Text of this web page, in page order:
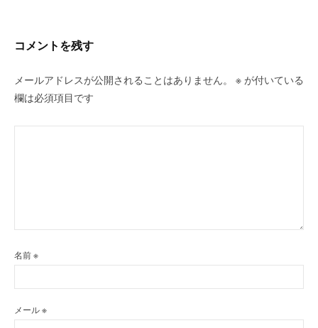
ン
コメントを残す
メールアドレスが公開されることはありません。 ※ が付いている
欄は必須項目です
名前※
メール※